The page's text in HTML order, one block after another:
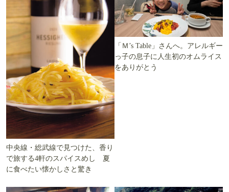
中央線・総武線で見つけた、香り
で旅する4軒のスパイスめし 夏
に食べたい懐かしさと驚き
「Ｍ’s Table」さんへ。アレルギー
っ子の息子に人生初のオムライス
をありがとう